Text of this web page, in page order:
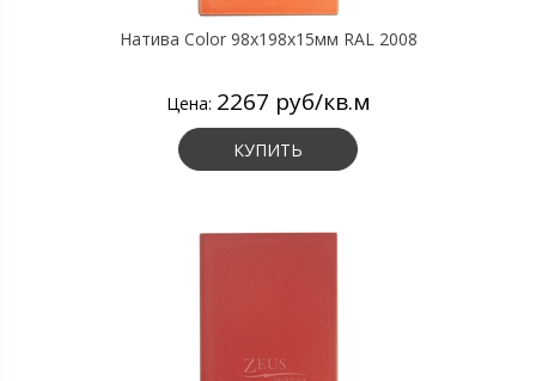
Натива Color 98х198х15мм RAL 2008
Цена: 2267 руб/кв.м
КУПИТЬ